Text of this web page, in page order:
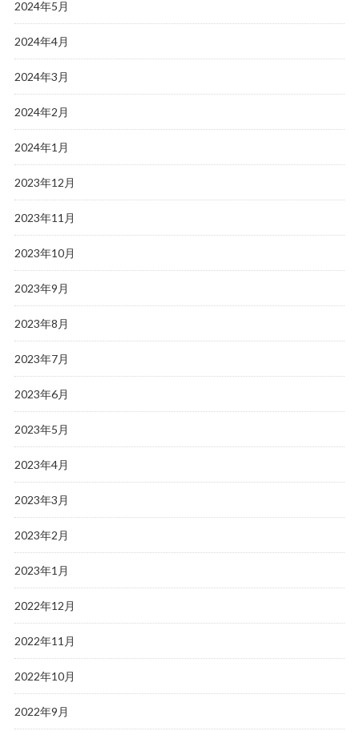
2024年5月
2024年4月
2024年3月
2024年2月
2024年1月
2023年12月
2023年11月
2023年10月
2023年9月
2023年8月
2023年7月
2023年6月
2023年5月
2023年4月
2023年3月
2023年2月
2023年1月
2022年12月
2022年11月
2022年10月
2022年9月